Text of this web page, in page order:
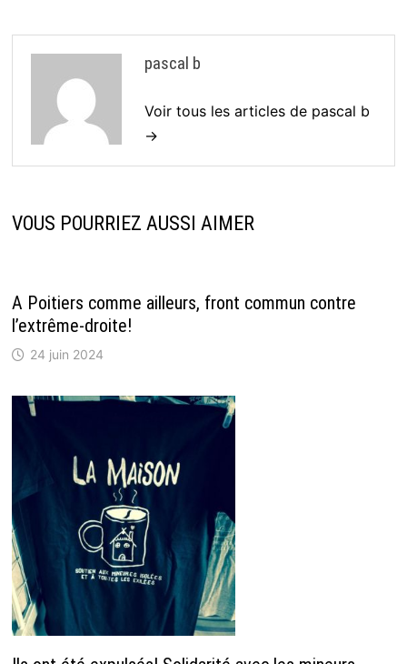
pascal b
Voir tous les articles de pascal b
→
VOUS POURRIEZ AUSSI AIMER
A Poitiers comme ailleurs, front commun contre
l’extrême-droite!
24 juin 2024